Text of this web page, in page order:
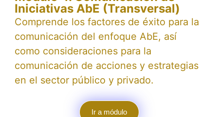
Iniciativas AbE (Transversal)
Comprende los factores de éxito para la
comunicación del enfoque AbE, así
como consideraciones para la
comunicación de acciones y estrategias
en el sector público y privado.
Ir a módulo